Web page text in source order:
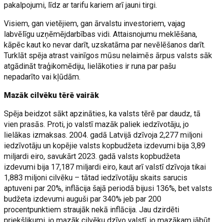
pakalpojumi, līdz ar tarifu kariem arī jauni tirgi.
Visiem, gan vietējiem, gan ārvalstu investoriem, vajag
labvēlīgu uzņēmējdarbības vidi. Attaisnojumu meklēšana,
kāpēc kaut ko nevar darīt, uzskatāma par nevēlēšanos darīt.
Turklāt spēja atrast vainīgos mūsu nelaimēs ārpus valsts sāk
atgādināt traģikomēdiju, lielākoties ir runa par pašu
nepadarīto vai kļūdām.
Mazāk cilvēku tērē vairāk
Spēja beidzot sākt apzināties, ka valsts tērē par daudz, tā
vien prasās. Proti, jo valstī mazāk paliek iedzīvotāju, jo
lielākas izmaksas. 2004. gadā Latvijā dzīvoja 2,277 miljoni
iedzīvotāju un kopējie valsts kopbudžeta izdevumi bija 3,89
miljardi eiro, savukārt 2023. gadā valsts kopbudžeta
izdevumi bija 17,187 miljardi eiro, kaut arī valstī dzīvoja tikai
1,883 miljoni cilvēku – tātad iedzīvotāju skaits sarucis
aptuveni par 20%, inflācija šajā periodā bijusi 136%, bet valsts
budžeta izdevumi auguši par 340% jeb par 200
procentpunktiem straujāk nekā inflācija. Jau dzirdēti